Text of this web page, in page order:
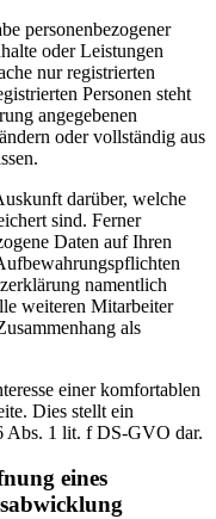
personenbezogener
oder Leistungen
nur registrierten
Personen steht
angegebenen
oder vollständig aus
darüber, welche
sind. Ferner
Daten auf Ihren
namentlich
weiteren Mitarbeiter
als
einer komfortablen
Dies stellt ein
Abs. 1 lit. f DS-GVO dar.
eines